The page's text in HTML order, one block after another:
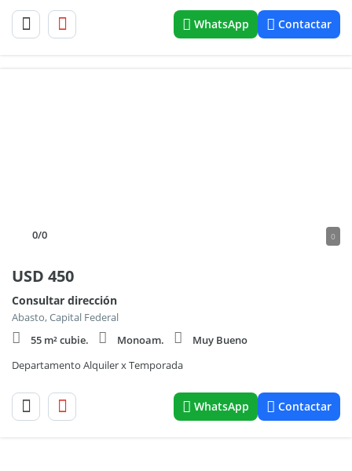
WhatsApp Contactar
0/0 0
USD 450
Consultar dirección
Abasto, Capital Federal
55 m² cubie.
Monoam.
Muy Bueno
Departamento Alquiler x Temporada
WhatsApp Contactar